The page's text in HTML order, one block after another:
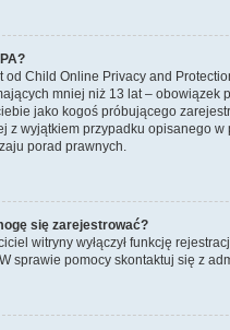
od Child Online Privacy and
mniej niż 13 lat –
jako kogoś próbującego
z wyjątkiem przypadku opisanego
porad prawnych.
się zarejestrować?
witryny wyłączył funkcję
sprawie pomocy skontaktuj się z